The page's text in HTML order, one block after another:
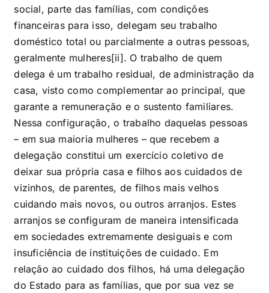
social, parte das famílias, com condições
financeiras para isso, delegam seu trabalho
doméstico total ou parcialmente a outras pessoas,
geralmente mulheres[ii]. O trabalho de quem
delega é um trabalho residual, de administração da
casa, visto como complementar ao principal, que
garante a remuneração e o sustento familiares.
Nessa configuração, o trabalho daquelas pessoas
– em sua maioria mulheres – que recebem a
delegação constitui um exercício coletivo de
deixar sua própria casa e filhos aos cuidados de
vizinhos, de parentes, de filhos mais velhos
cuidando mais novos, ou outros arranjos. Estes
arranjos se configuram de maneira intensificada
em sociedades extremamente desiguais e com
insuficiência de instituições de cuidado. Em
relação ao cuidado dos filhos, há uma delegação
do Estado para as famílias, que por sua vez se